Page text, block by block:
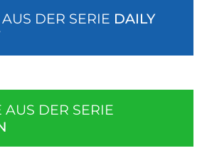
DER SERIE DAILY
AUS DER SERIE